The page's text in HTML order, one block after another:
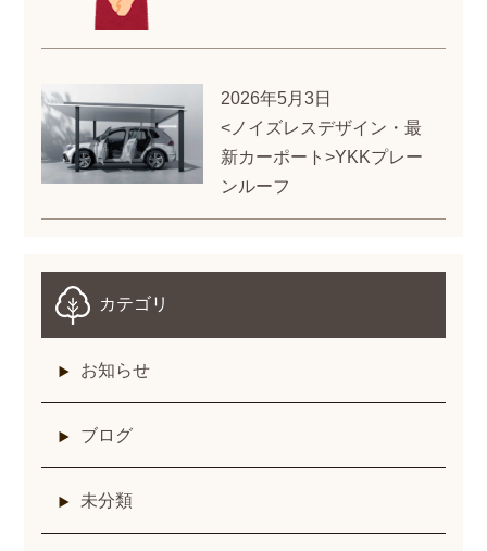
2026年5月3日
<ノイズレスデザイン・最
新カーポート>YKKプレー
ンルーフ
カテゴリ
お知らせ
ブログ
未分類